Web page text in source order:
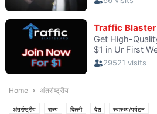
Home अंतर्राष्ट्रीय
अंतर्राष्ट्रीय राज्य दिल्ली देश स्वास्थ्य/पर्यटन